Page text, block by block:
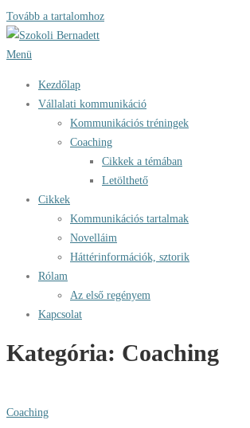
Tovább a tartalomhoz
Menü
Kezdőlap
Vállalati kommunikáció
Kommunikációs tréningek
Coaching
Cikkek a témában
Letölthető
Cikkek
Kommunikációs tartalmak
Novelláim
Háttérinformációk, sztorik
Rólam
Az első regényem
Kapcsolat
Kategória: Coaching
Coaching